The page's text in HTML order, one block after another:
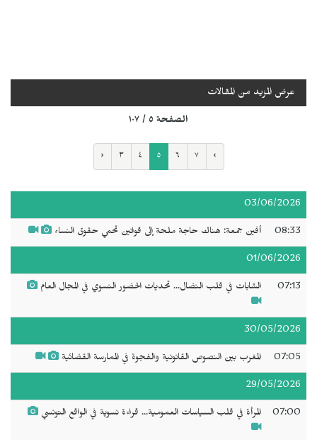
عرض المزيد من المقالات
الصفحة ٥ / ١٠٧
‹ ٣ ٤ ٥ ٦ ٧ ›
03/06/2026
08:33 أفين جمعة: هناك حاجة ملحة إلى قوانين تحمي حقوق النساء
01/06/2026
07:13 الشابات في قلب النضال... تحديات الحضور النسوي في المجال العام
30/05/2026
07:05 المغرب بين النصوص القانونية والفجوة في الممارسة القضائية
29/05/2026
07:00 المرأة في قلب السياسات العمومية... قراءة نسوية في الواقع التونسي